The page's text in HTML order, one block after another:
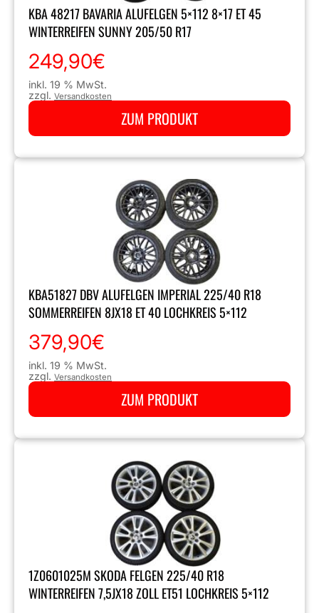
KBA 48217 BAVARIA ALUFELGEN 5×112 8×17 ET 45
WINTERREIFEN SUNNY 205/50 R17
249,90€
inkl. 19 % MwSt.
zzgl. Versandkosten
ZUM PRODUKT
KBA51827 DBV ALUFELGEN IMPERIAL 225/40 R18
SOMMERREIFEN 8JX18 ET 40 LOCHKREIS 5×112
379,90€
inkl. 19 % MwSt.
zzgl. Versandkosten
ZUM PRODUKT
1Z0601025M SKODA FELGEN 225/40 R18
WINTERREIFEN 7,5JX18 ZOLL ET51 LOCHKREIS 5×112